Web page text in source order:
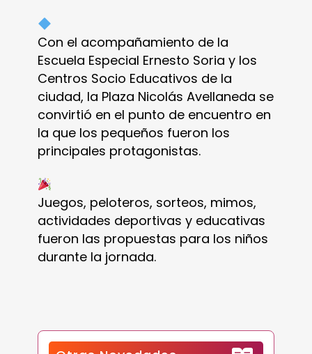
Con el acompañamiento de la
Escuela Especial Ernesto Soria y los
Centros Socio Educativos de la
ciudad, la Plaza Nicolás Avellaneda se
convirtió en el punto de encuentro en
la que los pequeños fueron los
principales protagonistas.
Juegos, peloteros, sorteos, mimos,
actividades deportivas y educativas
fueron las propuestas para los niños
durante la jornada.